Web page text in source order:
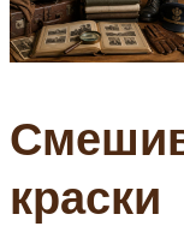
краски